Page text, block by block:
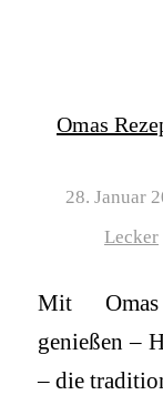
Omas
28. Januar
Lecker
Mit Omas
genießen –
– die